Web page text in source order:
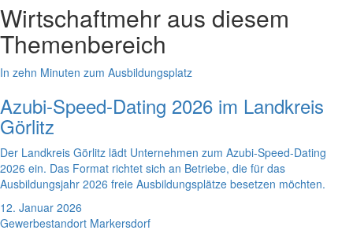
Wirtschaftmehr aus diesem
Themenbereich
In zehn Minuten zum Ausbildungsplatz
Azubi-Speed-Dating 2026 im Landkreis
Görlitz
Der Landkreis Görlitz lädt Unternehmen zum Azubi-Speed-Dating
2026 ein. Das Format richtet sich an Betriebe, die für das
Ausbildungsjahr 2026 freie Ausbildungsplätze besetzen möchten.
12. Januar 2026
Gewerbestandort Markersdorf